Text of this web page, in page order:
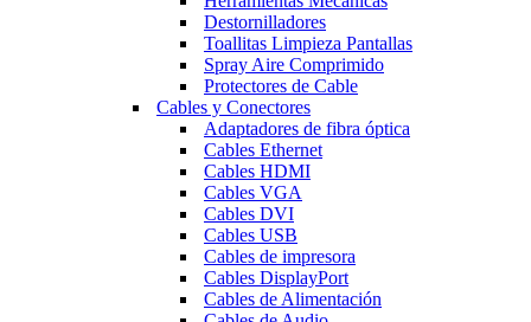
Destornilladores
Toallitas Limpieza Pantallas
Spray Aire Comprimido
Protectores de Cable
Cables y Conectores
Adaptadores de fibra óptica
Cables Ethernet
Cables HDMI
Cables VGA
Cables DVI
Cables USB
Cables de impresora
Cables DisplayPort
Cables de Alimentación